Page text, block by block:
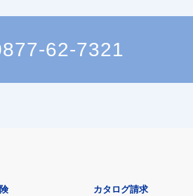
62-7321
カタログ請求